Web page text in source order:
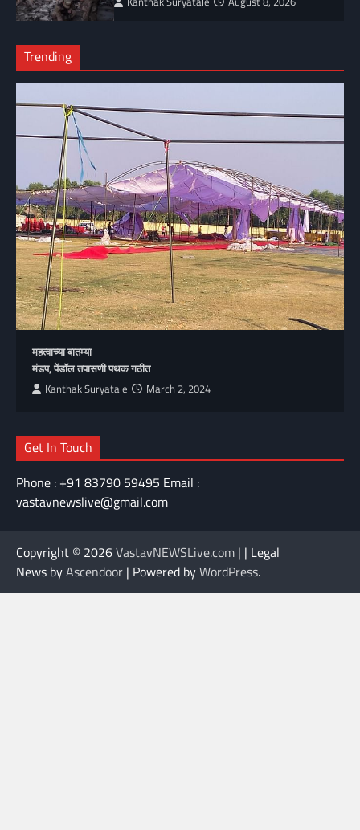
Trending
महत्वाच्या बातम्या
मंडप, पेंडॉल तपासणी पथक गठीत
Kanthak Suryatale March 2, 2024
Get In Touch
Phone : +91 83790 59495 Email :
vastavnewslive@gmail.com
Copyright © 2026VastavNEWSLive.com | | Legal
News byAscendoor | Powered byWordPress.